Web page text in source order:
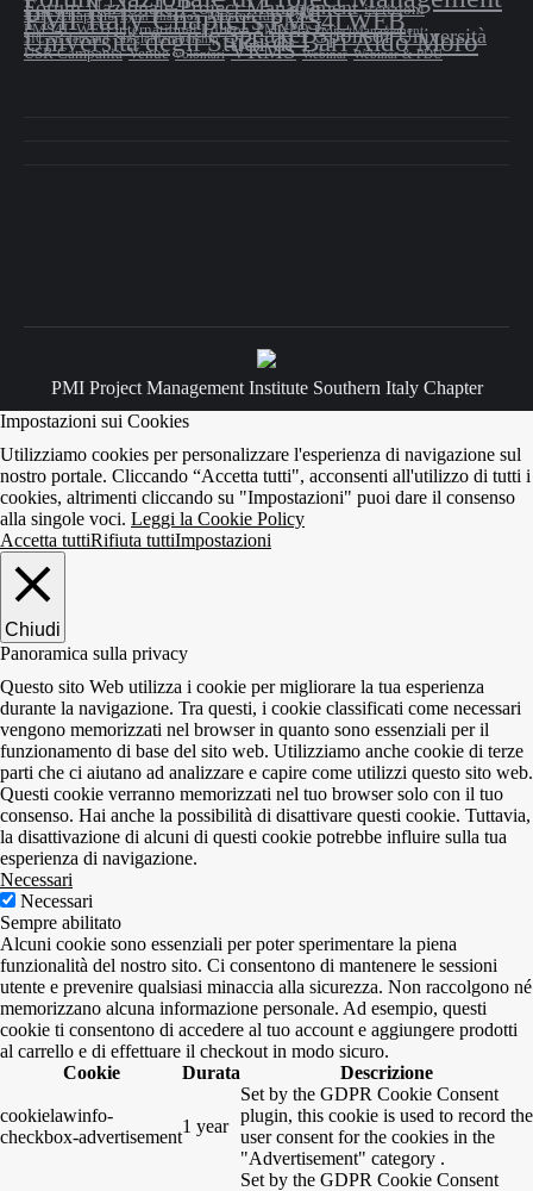
Forum Nazionale Project Management iscrizioni
Italy Chapters Lynn Shannon Masterclass PMI
PMI Italy Chapters PMS4LWEB
PMS4L WEB International Edition PMXPO ProjectManagement
SIC on demand SingleMembership Speaker Sponsor Università
Università degli Studi di Bari Aldo Moro
USR Campania Venue volontari VRMS Webinar Webinar & PDU
PMI Project Management Institute Southern Italy Chapter
Impostazioni sui Cookies
Utilizziamo cookies per personalizzare l'esperienza di navigazione sul
nostro portale. Cliccando “Accetta tutti", acconsenti all'utilizzo di tutti i
cookies, altrimenti cliccando su "Impostazioni" puoi dare il consenso
alla singole voci. Leggi la Cookie Policy
Accetta tuttiRifiuta tuttiImpostazioni
Chiudi
Panoramica sulla privacy
Questo sito Web utilizza i cookie per migliorare la tua esperienza
durante la navigazione. Tra questi, i cookie classificati come necessari
vengono memorizzati nel browser in quanto sono essenziali per il
funzionamento di base del sito web. Utilizziamo anche cookie di terze
parti che ci aiutano ad analizzare e capire come utilizzi questo sito web.
Questi cookie verranno memorizzati nel tuo browser solo con il tuo
consenso. Hai anche la possibilità di disattivare questi cookie. Tuttavia,
la disattivazione di alcuni di questi cookie potrebbe influire sulla tua
esperienza di navigazione.
Necessari
Necessari
Sempre abilitato
Alcuni cookie sono essenziali per poter sperimentare la piena
funzionalità del nostro sito. Ci consentono di mantenere le sessioni
utente e prevenire qualsiasi minaccia alla sicurezza. Non raccolgono né
memorizzano alcuna informazione personale. Ad esempio, questi
cookie ti consentono di accedere al tuo account e aggiungere prodotti
al carrello e di effettuare il checkout in modo sicuro.
Cookie
Durata Descrizione
cookielawinfo-
checkbox-advertisement
1 year
Set by the GDPR Cookie Consent
plugin, this cookie is used to record the
user consent for the cookies in the
"Advertisement" category .
Set by the GDPR Cookie Consent